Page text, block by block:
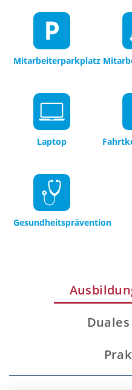
Mitarbeiterparkplatz
Laptop
Gesundheitsprävention